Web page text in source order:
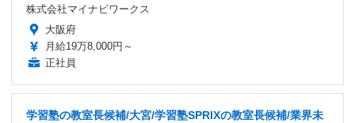
株式会社マイナビワークス
大阪府
月給19万8,000円～
正社員
学習塾の教室長候補/大宮/学習塾SPRIXの教室長候補/業界未